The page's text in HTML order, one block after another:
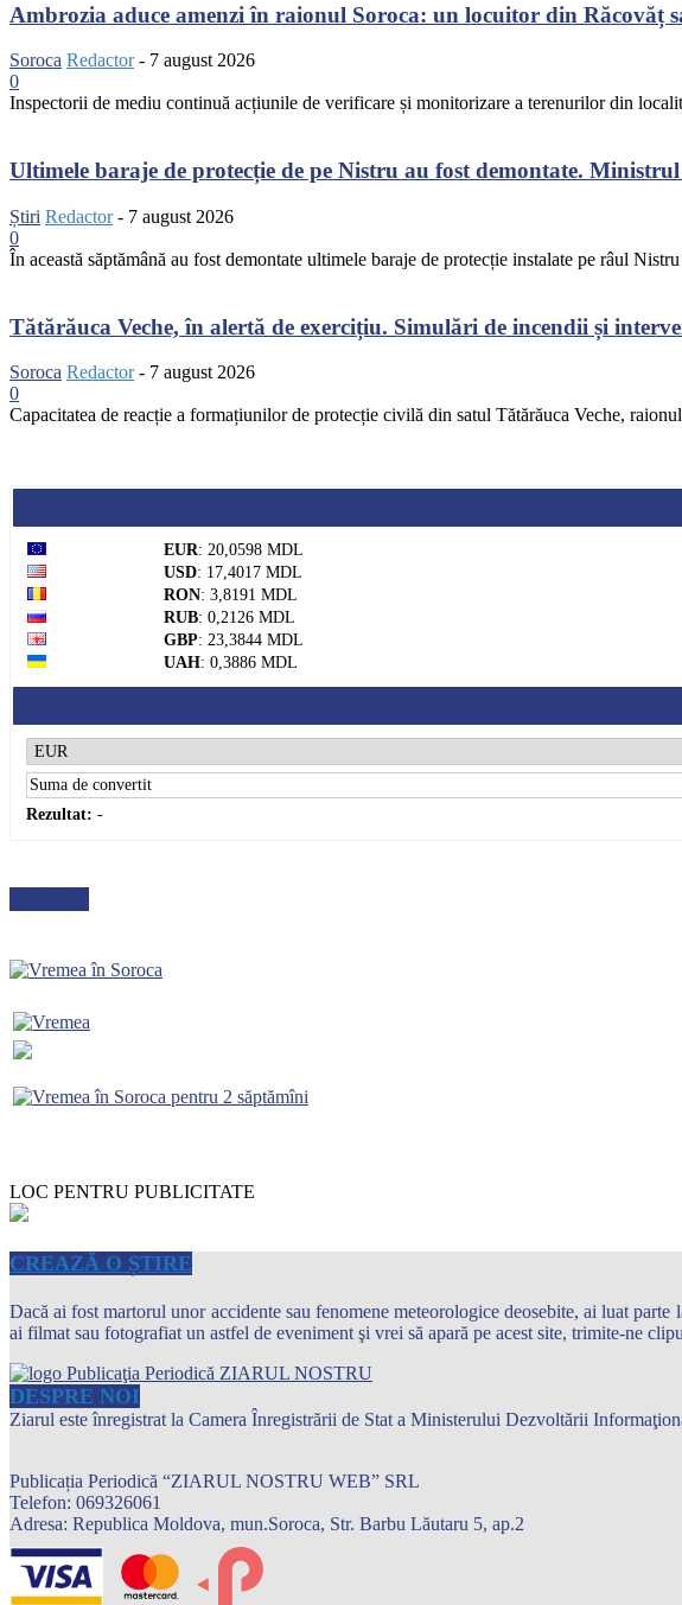
Ambrozia aduce amenzi în raionul Soroca: un locuitor din Răcovăț
Soroca Redactor - 7 august 2026
0
Inspectorii de mediu continuă acțiunile de verificare și monitorizare a terenurilor din
Ultimele baraje de protecție de pe Nistru au fost demontate.
Știri Redactor - 7 august 2026
0
În această săptămână au fost demontate ultimele baraje de protecție instalate pe râul
Tătărăuca Veche, în alertă de exercițiu. Simulări de incendii și
Soroca Redactor - 7 august 2026
0
Capacitatea de reacție a formațiunilor de protecție civilă din satul Tătărăuca Veche,
EUR: 20,0598 MDL
USD: 17,4017 MDL
RON: 3,8191 MDL
RUB: 0,2126 MDL
GBP: 23,3844 MDL
UAH: 0,3886 MDL
Rezultat: -
LOC PENTRU PUBLICITATE
CREAZĂ O ȘTIRE
Dacă ai fost martorul unor accidente sau fenomene meteorologice deosebite, ai luat
ai filmat sau fotografiat un astfel de eveniment şi vrei să apară pe acest site, trimite-ne
DESPRE NOI
Ziarul este înregistrat la Camera Înregistrării de Stat a Ministerului Dezvoltării
Publicația Periodică “ZIARUL NOSTRU WEB” SRL
Telefon: 069326061
Adresa: Republica Moldova, mun.Soroca, Str. Barbu Lăutaru 5, ap.2